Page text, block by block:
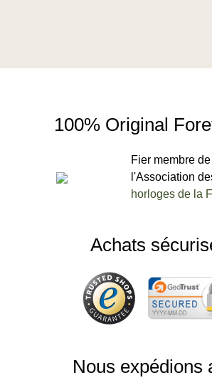
100% Original
Fier membre de
l'Association
horloges de la
Achats
Nous expédions